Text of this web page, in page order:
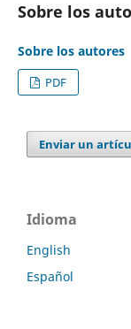
Sobre los
Sobre los autores
PDF
Enviar un
Idioma
English
Español